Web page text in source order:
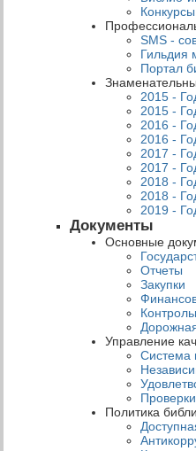
Конкурсы
SMS -
Гильдия
Портал
2015 -
2015 -
2016 -
2016 -
2017 -
2017 -
2018 -
2018 -
2019 -
Документы
Основные
Отчеты
Закупки
Управление
Система
Проверки
Политика